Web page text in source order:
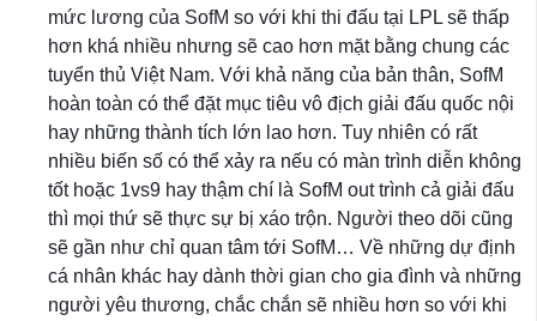
mức lương của SofM so với khi thi đấu tại LPL sẽ thấp
hơn khá nhiều nhưng sẽ cao hơn mặt bằng chung các
tuyển thủ Việt Nam. Với khả năng của bản thân, SofM
hoàn toàn có thể đặt mục tiêu vô địch giải đấu quốc nội
hay những thành tích lớn lao hơn. Tuy nhiên có rất
nhiều biến số có thể xảy ra nếu có màn trình diễn không
tốt hoặc 1vs9 hay thậm chí là SofM out trình cả giải đấu
thì mọi thứ sẽ thực sự bị xáo trộn. Người theo dõi cũng
sẽ gần như chỉ quan tâm tới SofM… Về những dự định
cá nhân khác hay dành thời gian cho gia đình và những
người yêu thương, chắc chắn sẽ nhiều hơn so với khi